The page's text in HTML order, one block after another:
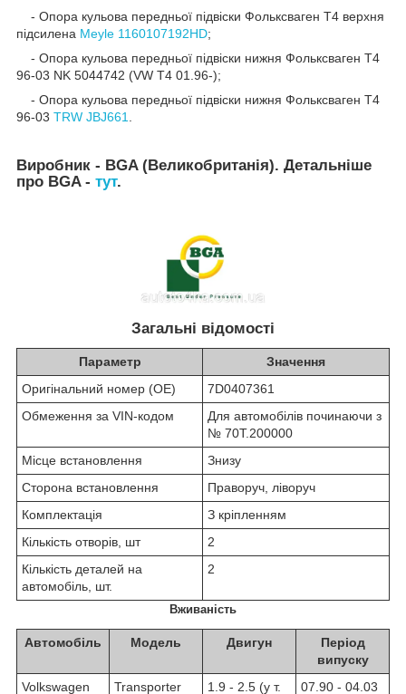
- Опора кульова передньої підвіски Фольксваген Т4 верхня
підсилена Meyle 1160107192HD;
- Опора кульова передньої підвіски нижня Фольксваген Т4
96-03 NK 5044742 (VW T4 01.96-);
- Опора кульова передньої підвіски нижня Фольксваген Т4
96-03 TRW JBJ661
Виробник - BGA (Великобританія). Детальніше
про BGA - тут.
Загальні відомості
Параметр
Значення
Оригінальний номер (OE)
7D0407361
Обмеження за VIN-кодом
Для автомобілів починаючи з
№ 70T.200000
Місце встановлення
Знизу
Сторона встановлення
Праворуч, ліворуч
Комплектація
З кріпленням
Кількість отворів, шт
2
Кількість деталей на
автомобіль, шт.
2
Вживаність
Автомобіль Модель Двигун
Період
випуску
Volkswagen
Transporter 1.9 - 2.5 (у т. 07.90 - 04.03